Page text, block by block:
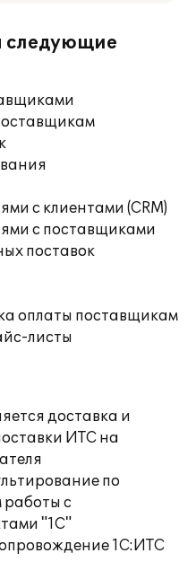
следующие
с клиентами (CRM)
с поставщиками
поставок
оплаты поставщикам
листы
доставка и
ИТС на
по
работы с
"1С"
1С:ИТС